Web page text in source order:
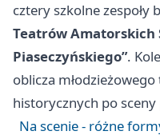
cztery szkolne zespoły
Teatrów Amatorskich
Piaseczyńskiego”.
oblicza
historycznych po
Na scenie - różne